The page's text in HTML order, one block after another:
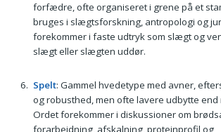
forfædre, ofte organiseret i grene på et
bruges i slægtsforskning, antropologi og
forekommer i faste udtryk som slægt og
slægt eller slægten uddør.
Spelt: Gammel hvedetype med avner,
og robusthed, men ofte lavere udbytte end
Ordet forekommer i diskussioner om
forarbejdning, afskalning, proteinprofil og